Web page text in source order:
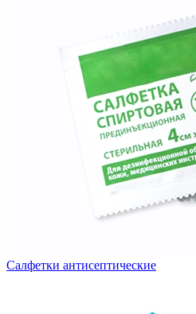
Салфетки антисептические